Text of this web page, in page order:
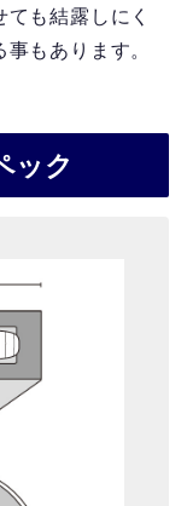
も結露しにく
もあります。
ック